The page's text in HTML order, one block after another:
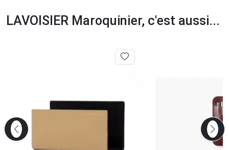
LAVOISIER Maroquinier, c'est aussi...